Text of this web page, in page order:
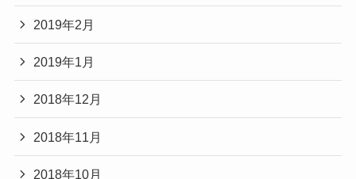
2019年2月
2019年1月
2018年12月
2018年11月
2018年10月